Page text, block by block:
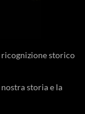
ricognizione storico
storia e la